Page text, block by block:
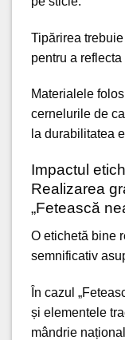
Tipărirea
pentru a
Materialele
cernelurile de
la durabilitatea
Impactul
Realizarea
„Fetească
O etichetă bine
semnificativ
În cazul
și elementele
mândrie